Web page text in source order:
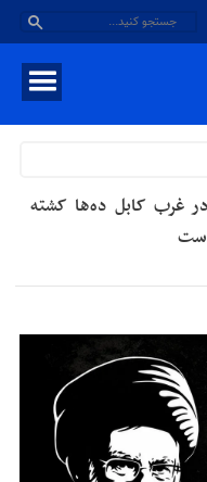
غرب کابل ده‌ها کشته